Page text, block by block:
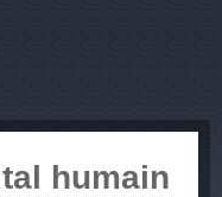
humain